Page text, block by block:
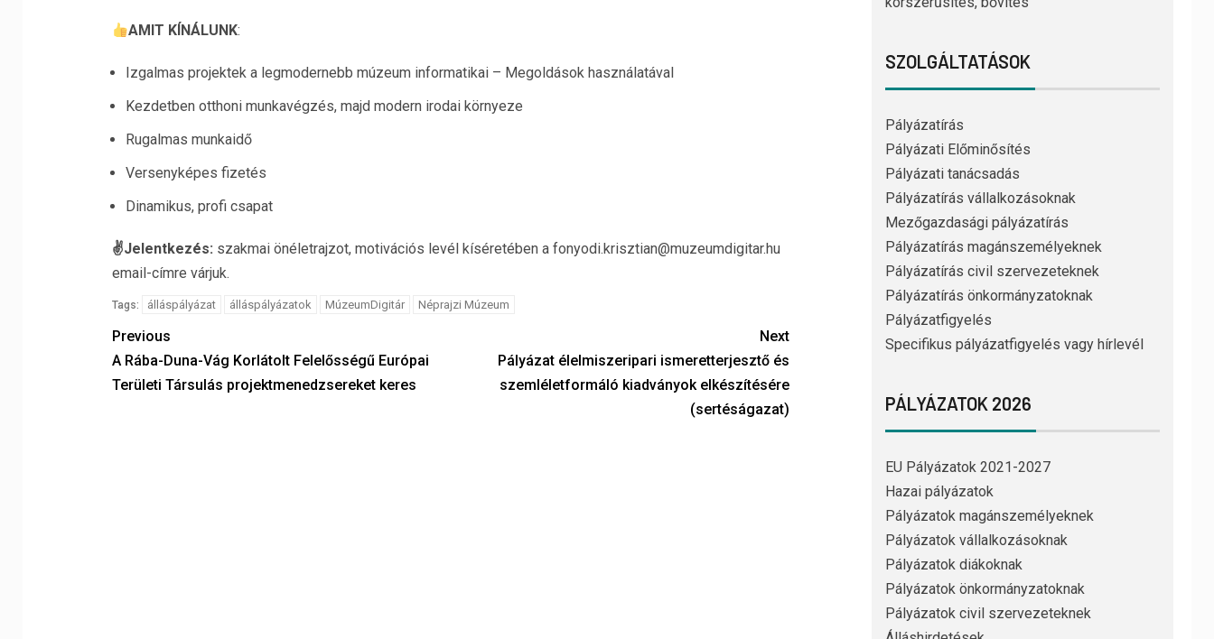
AMIT KÍNÁLUNK:
Izgalmas projektek a legmodernebb múzeum informatikai – Megoldások használatával
Kezdetben otthoni munkavégzés, majd modern irodai környeze
Rugalmas munkaidő
Versenyképes fizetés
Dinamikus, profi csapat
✌️Jelentkezés: szakmai önéletrajzot, motivációs levél kíséretében a fonyodi.krisztian@muzeumdigitar.hu
email-címre várjuk.
Tags: álláspályázat álláspályázatok MúzeumDigitár Néprajzi Múzeum
Previous
A Rába-Duna-Vág Korlátolt Felelősségű Európai
Területi Társulás projektmenedzsereket keres
Next
Pályázat élelmiszeripari ismeretterjesztő és
szemléletformáló kiadványok elkészítésére
(sertéságazat)
SZOLGÁLTATÁSOK
Pályázatírás
Pályázati Előminősítés
Pályázati tanácsadás
Pályázatírás vállalkozásoknak
Mezőgazdasági pályázatírás
Pályázatírás magánszemélyeknek
Pályázatírás civil szervezeteknek
Pályázatírás önkormányzatoknak
Pályázatfigyelés
Specifikus pályázatfigyelés vagy hírlevél
PÁLYÁZATOK 2026
EU Pályázatok 2021-2027
Hazai pályázatok
Pályázatok magánszemélyeknek
Pályázatok vállalkozásoknak
Pályázatok diákoknak
Pályázatok önkormányzatoknak
Pályázatok civil szervezeteknek